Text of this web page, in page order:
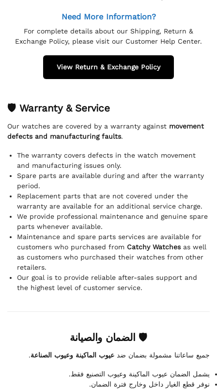
Need More Information?
For complete details about our Shipping, Return &
Exchange Policy, please visit our Customer Help Center.
View Return & Exchange Policy
🛡 Warranty & Service
Our watches are covered by a warranty against movement
defects and manufacturing faults.
The warranty covers defects in the watch movement
and manufacturing issues only.
Spare parts are available during and after the warranty
period.
Replacement parts that are not covered under the
warranty are available for an additional service charge.
We provide professional maintenance and genuine spare
parts whenever available.
Maintenance and spare parts services are available for
customers who purchased from Catchy Watchesas well
as customers who purchased their watches from other
retailers.
Our goal is to provide reliable after-sales support and
the highest level of customer service.
🛡 الضمان والصيانة
جميع ساعاتنا مشمولة بضمان ضد عيوب الماكينة وعيوب الصناعة.
يشمل الضمان عيوب الماكينة وعيوب التصنيع فقط.
نوفر قطع الغيار داخل وخارج فترة الضمان.